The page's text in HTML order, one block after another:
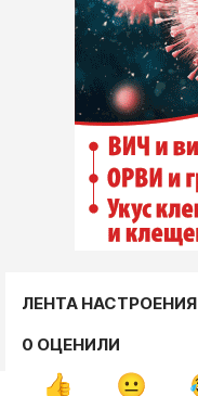
ЛЕНТА НАСТРОЕНИЯ
0 ОЦЕНИЛИ